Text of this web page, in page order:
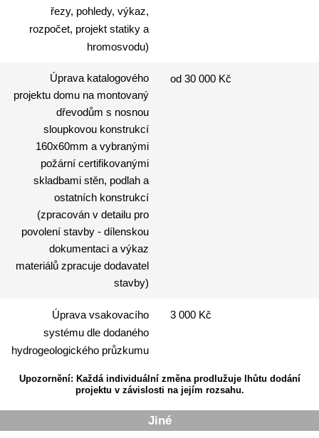
řezy, pohledy, výkaz,
rozpočet, projekt statiky a
hromosvodu)
Úprava katalogového
projektu domu na montovaný
dřevodům s nosnou
sloupkovou konstrukcí
160x60mm a vybranými
požární certifikovanými
skladbami stěn, podlah a
ostatních konstrukcí
(zpracován v detailu pro
povolení stavby - dílenskou
dokumentaci a výkaz
materiálů zpracuje dodavatel
stavby)
od 30 000 Kč
Úprava vsakovacího
systému dle dodaného
hydrogeologického průzkumu
3 000 Kč
Upozornění: Každá individuální změna prodlužuje lhůtu dodání
projektu v závislosti na jejím rozsahu.
Jiné